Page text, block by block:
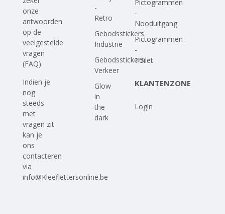
onze
antwoorden
op de
veelgestelde
vragen
(FAQ).
Indien je
nog
steeds
met
vragen zit
kan je
ons
contacteren
via
info@Kleeflettersonline.be
-
Retro
Gebodsstickers
Industrie
Gebodsstickers
Verkeer
Glow
in
the
dark
Pictogrammen
-
Nooduitgang
Pictogrammen
-
Toilet
KLANTENZONE
Login